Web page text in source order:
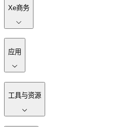
Xe商务
应用
工具与资源